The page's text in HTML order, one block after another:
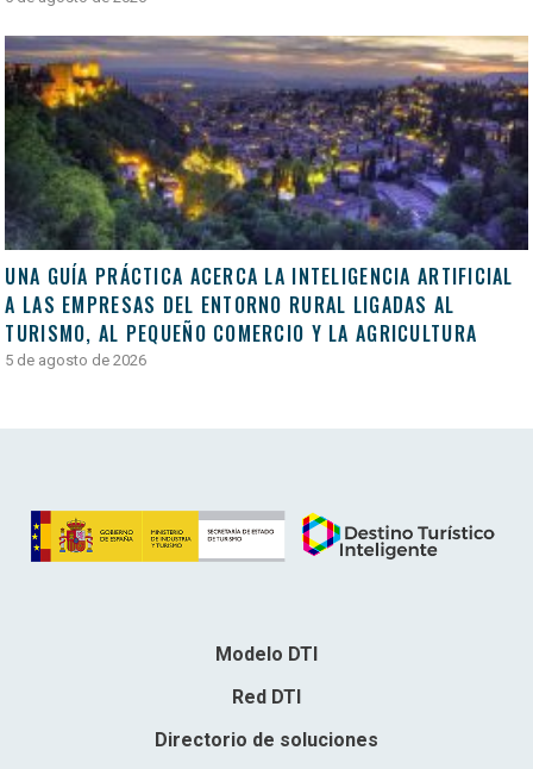
UNA GUÍA PRÁCTICA ACERCA LA INTELIGENCIA ARTIFICIAL
A LAS EMPRESAS DEL ENTORNO RURAL LIGADAS AL
TURISMO, AL PEQUEÑO COMERCIO Y LA AGRICULTURA
5 de agosto de 2026
Modelo DTI
Red DTI
Directorio de soluciones